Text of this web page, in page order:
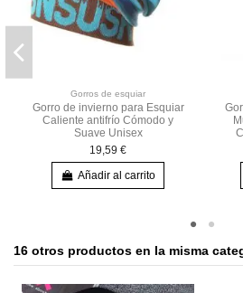
Gorros de esquiar
Gorro de invierno para Esquiar
Caliente antifrío Cómodo y
Suave Unisex
19,59 €
Añadir al carrito
16 otros productos en la misma